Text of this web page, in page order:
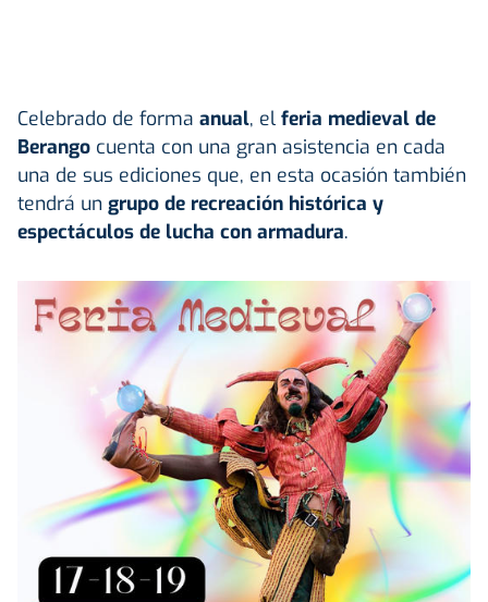
Celebrado de forma anual, el feria medieval de
Berango cuenta con una gran asistencia en cada
una de sus ediciones que, en esta ocasión también
tendrá un grupo de recreación histórica y
espectáculos de lucha con armadura.